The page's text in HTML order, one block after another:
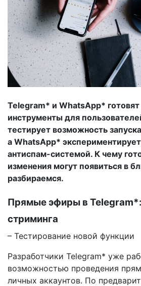
Telegram* и WhatsApp*
инструменты для
тестирует возможность
а WhatsApp*
антиспам-системой. К чему
изменения могут появиться в
разбираемся.
Прямые эфиры в
стриминга
– Тестирование новой функции
Разработчики Telegram* уже
возможностью проведения
личных аккаунтов. По